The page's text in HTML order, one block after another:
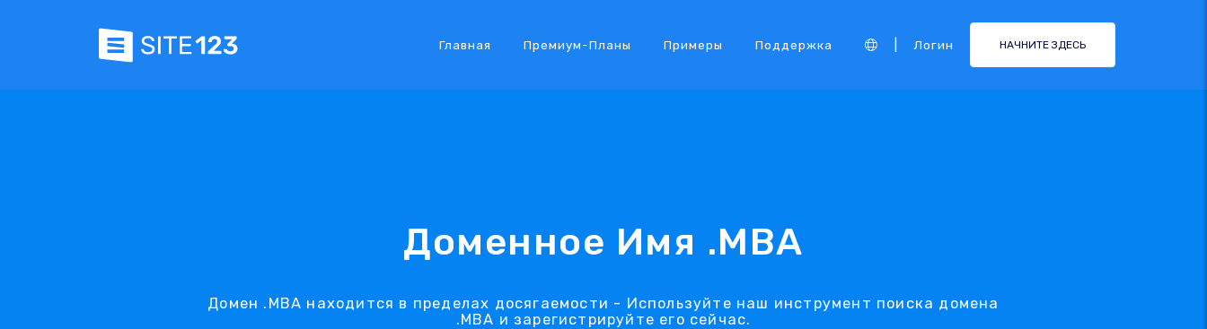
Главная Премиум-Планы Примеры Поддержка Логин НАЧНИТЕ ЗДЕСЬ
Доменное Имя .MBA
Домен .MBA находится в пределах досягаемости - Используйте наш инструмент поиска домена
.MBA и зарегистрируйте его сейчас.